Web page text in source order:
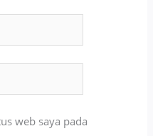
web saya pada